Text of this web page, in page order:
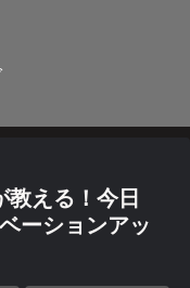
える！今日
ーションアッ